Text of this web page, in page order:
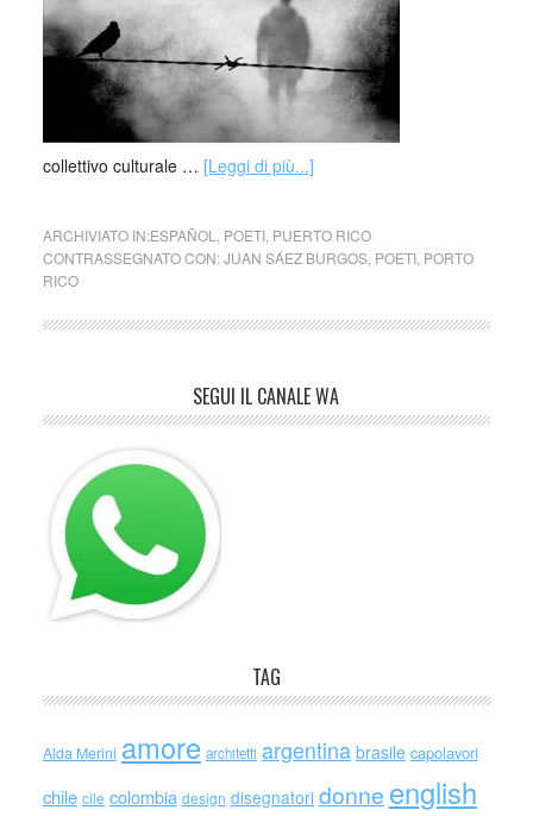
collettivo culturale … [Leggi di più...]
ARCHIVIATO IN:ESPAÑOL POETI, PUERTO RICO
CONTRASSEGNATO CON:JUAN SÁEZ BURGOS, POETI, PORTO
RICO
SEGUI IL CANALE WA
TAG
Alda Merini amore architetti argentina brasile capolavori
chile cile colombia design disegnatori donne english